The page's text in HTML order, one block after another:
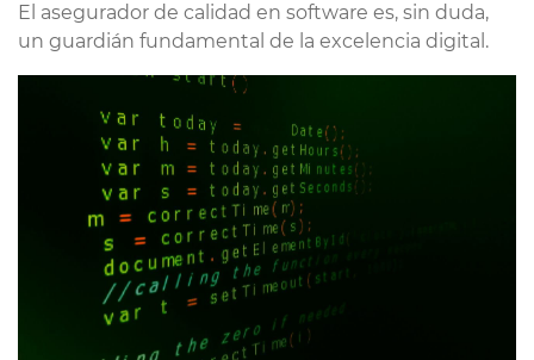
El asegurador de calidad en software es, sin duda,
un guardián fundamental de la excelencia digital.